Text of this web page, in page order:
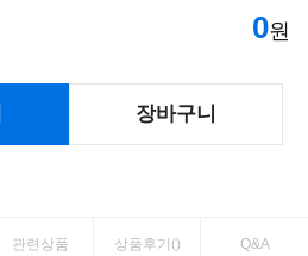
0원
장바구니
관련상품 상품후기() Q&A